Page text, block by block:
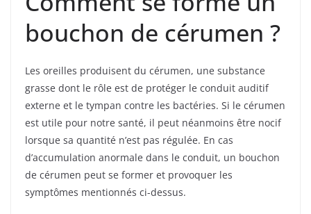
bouchon de cérumen ?
Les oreilles produisent du cérumen, une substance
grasse dont le rôle est de protéger le conduit auditif
externe et le tympan contre les bactéries. Si le cérumen
est utile pour notre santé, il peut néanmoins être nocif
lorsque sa quantité n’est pas régulée. En cas
d’accumulation anormale dans le conduit, un bouchon
de cérumen peut se former et provoquer les
symptômes mentionnés ci-dessus.